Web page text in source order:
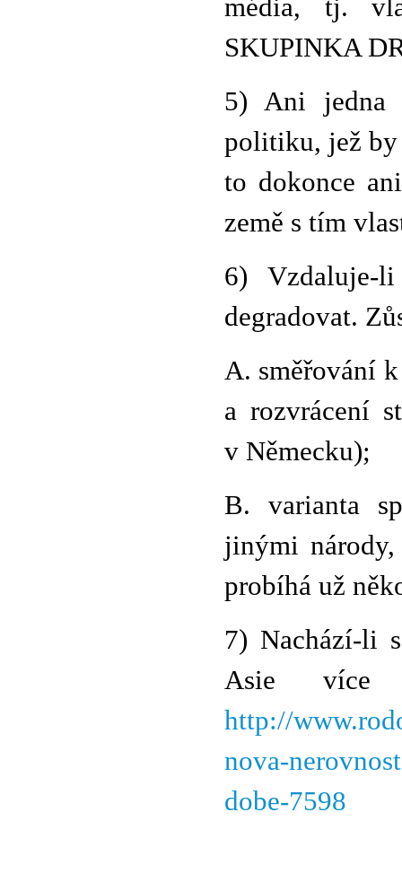
média, tj.
SKUPINKA
5) Ani jedna
politiku, jež
to dokonce
země s tím
6) Vzdaluje-
degradovat.
A. směřování
a rozvrácení
v Německu);
B. varianta
jinými
probíhá už
7) Nachází-li
Asie více
http://
nova-
dobe-7598